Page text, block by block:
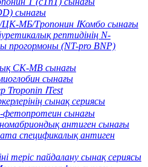
сынағы
ЦК-МБ/Тропонин ⅠКомбо сынағы
рептидінің N-
прогормоны (NT-pro BNP)
CK-MB сынағы
сынағы
Troponin ⅠTest
сынақ сериясы
фетопротеин сынағы
антиген сынағы
спецификалық антиген
теріс пайдалану сынақ сериясы